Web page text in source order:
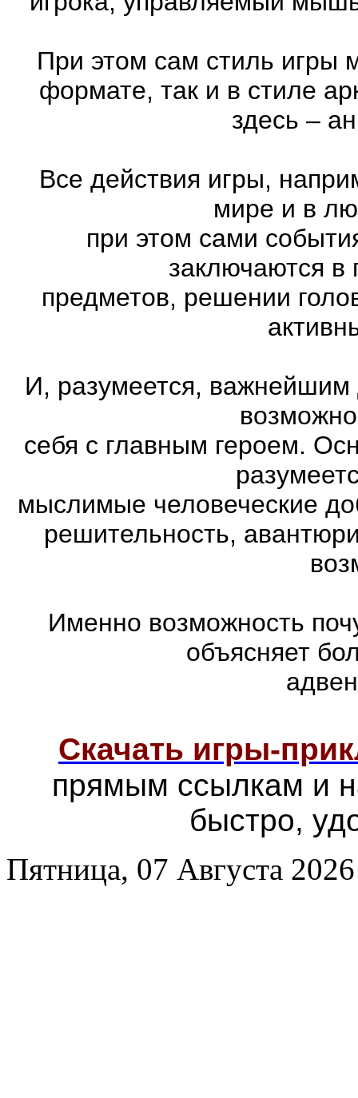
При этом сам стиль игры
формате, так и в стиле
здесь –
Все действия игры,
мире и в
при этом сами
заключаются в
предметов, решении
И, разумеется, важнейшим
себя с главным героем.
мыслимые человеческие
решительность,
Именно возможность
объясняет
Скачать игры-
прямым ссылкам и
быстро,
Пятница, 07 Августа 2026